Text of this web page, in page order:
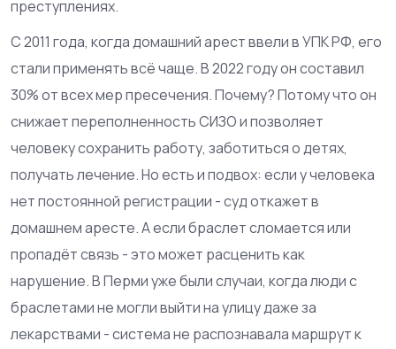
преступлениях.
С 2011 года, когда домашний арест ввели в УПК РФ, его
стали применять всё чаще. В 2022 году он составил
30% от всех мер пресечения. Почему? Потому что он
снижает переполненность СИЗО и позволяет
человеку сохранить работу, заботиться о детях,
получать лечение. Но есть и подвох: если у человека
нет постоянной регистрации - суд откажет в
домашнем аресте. А если браслет сломается или
пропадёт связь - это может расценить как
нарушение. В Перми уже были случаи, когда люди с
браслетами не могли выйти на улицу даже за
лекарствами - система не распознавала маршрут к